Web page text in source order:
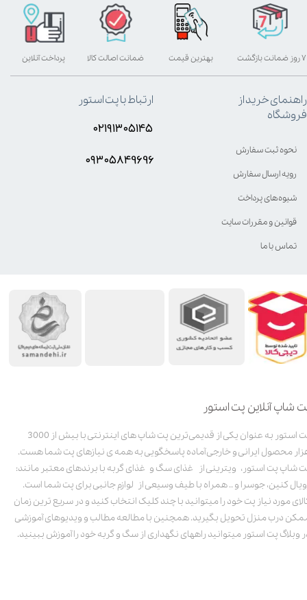
شاپ آنلاین پت استور
پت استور به عنوان یکی از قدیمی‌ترین پت شاپ های اینترنتی با بیش از 3000
محصول ایرانی و خارجی آماده پاسخگویی به همه ی نیازهای پت شما هست.
شاپ پت استور، ویترینی از غذای سگ و غذای گربه با برندهای معتبر مانند:
کنین، جوسرا و .. همراه با طیف وسیعی از لوازم جانبی برای پت شما است.
مورد نیاز پت خود را میتوانید با چند کلیک انتخاب کنید و در سریع ترین زمان
درب منزل تحویل بگیرید. همچنین با مطالعه مطالب و ویدیوهای آموزشی
وبلاگ پت استور میتوانید راههای نگهداری از سگ و گربه خود را آموزش ببینید.
بهترین قیمت پرداخت آنلاین ۷ روز ضمانت بازگشت ضمانت اصالت کالا
راهنمای خرید از
فروشگاه
نحوه ثبت سفارش
رویه ارسال سفارش
شیوه‌های پرداخت
قوانین و مقررات سایت
تماس با ما
ارتباط با پت استور
۰۲۱۹۱۳۰۵۱۴۵
۰۹۳۰۵8۴9696